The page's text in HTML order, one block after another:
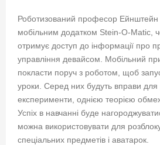
Роботизований професор Ейнштейн
мобільним додатком Stein-O-Matic,
отримує доступ до інформації про
управління девайсом. Мобільний
покласти поруч з роботом, щоб
уроки. Серед них будуть вправи для
експерименти, однією теорією
Успіх в навчанні буде
можна використовувати для
спеціальних предметів і аватарок.